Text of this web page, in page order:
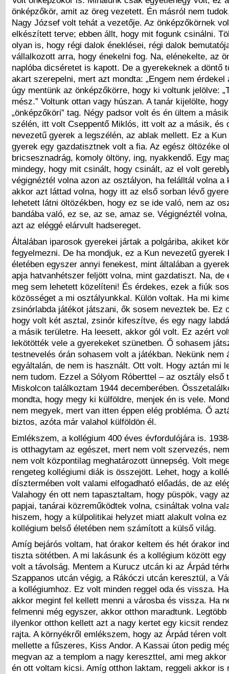
önképzőkör, amit az öreg vezetett. Én másról nem
Nagy József volt tehát a vezetője. Az önképzőkörnek
elkészített terve; ebben állt, hogy mit fogunk csinálni.
olyan is, hogy régi dalok éneklései, régi dalok
vállalkozott arra, hogy énekelni fog. Na, elénekelte, az
naplóba dicséretet is kapott. De a gyerekeknek a döntő
akart szerepelni, mert azt mondta: „Engem nem érdekel
úgy mentünk az önképzőkörre, hogy ki voltunk jelölve:
mész.” Voltunk ottan vagy húszan. A tanár kijelölte,
„önképzőköri” tag. Négy padsor volt és én ültem a
szélén, itt volt Cseppentő Miklós, itt volt az a másik, és
nevezetű gyerek a legszélén, az ablak mellett. Ez a Kun
gyerek egy gazdatisztnek volt a fia. Az egész öltözéke
bricsesznadrág, komoly öltöny, ing, nyakkendő. Egy
mindegy, hogy mit csinált, hogy csinált, az el volt
végignéztél volna azon az osztályon, ha felálltál volna a
akkor azt láttad volna, hogy itt az első sorban lévő
lehetett látni öltözékben, hogy ez se ide való, nem az
bandába való, ez se, az se, amaz se. Végignéztél
azt az eléggé elárvult hadsereget.
Általában iparosok gyerekei jártak a polgáriba, akiket
fegyelmezni. De ha mondjuk, ez a Kun nevezetű gyerek
életében egyszer annyi fenekest, mint általában a
apja hatvanhétszer feljött volna, mint gazdatiszt. Na, de
meg sem lehetett közelíteni! És érdekes, ezek a fiúk
közösséget a mi osztályunkkal. Külön voltak. Ha mi
zsinórlabda játékot játszani, ők sosem neveztek be. Ez
hogy volt két asztal, zsinór kifeszítve, és egy nagy
a másik területre. Ha leesett, akkor gól volt. Ez azért
lekötötték vele a gyerekeket szünetben. Ő sohasem
testnevelés órán sohasem volt a játékban. Nekünk nem
egyáltalán, de nem is használt. Ott volt. Hogy aztán mi
nem tudom. Ezzel a Sólyom Róberttel – az osztály első
Miskolcon találkoztam 1944 decemberében.
mondta, hogy megy ki külföldre, menjek én is vele.
nem megyek, mert van itten éppen elég probléma. Ő
biztos, azóta már valahol külföldön él.
Emlékszem, a kollégium 400 éves évfordulójára is.
is otthagytam az egészet, mert nem volt szervezés,
nem volt központilag meghatározott ünnepség. Volt
rengeteg kollégiumi diák is összejött. Lehet, hogy a
dísztermében volt valami elfogadható előadás, de az
Valahogy én ott nem tapasztaltam, hogy püspök, vagy
papjai, tanárai közreműködtek volna, csináltak volna
hiszem, hogy a külpolitikai helyzet miatt alakult volna
kollégium belső életében nem számított a külső világ.
Amíg bejárós voltam, hat órakor keltem és hét órakor
tiszta sötétben. A mi lakásunk és a kollégium között
volt a távolság. Mentem a Kurucz utcán ki az Árpád
Szappanos utcán végig, a Rákóczi utcán keresztül, a
a kollégiumhoz. Ez volt minden reggel oda és vissza.
akkor megint fel kellett menni a városba és vissza. Ha
felmenni még egyszer, akkor otthon maradtunk. Legtöbb
ilyenkor otthon kellett azt a nagy kertet egy kicsit
rajta. A környékről emlékszem, hogy az Árpád téren
mellette a fűszeres, Kiss Andor. A Kassai úton pedig
megvan az a templom a nagy kereszttel, ami meg
én ott voltam kicsi. Amíg otthon laktam, reggeli akkor is